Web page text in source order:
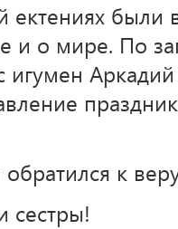
ектениях были
и о мире. По
игумен
к
сестры!